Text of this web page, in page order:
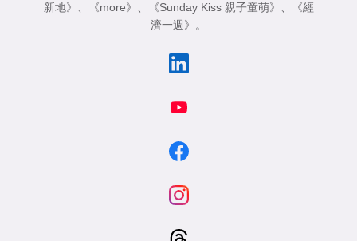
新地》
《more》 《Sunday Kiss 親子童萌》
《經
濟一週》
。